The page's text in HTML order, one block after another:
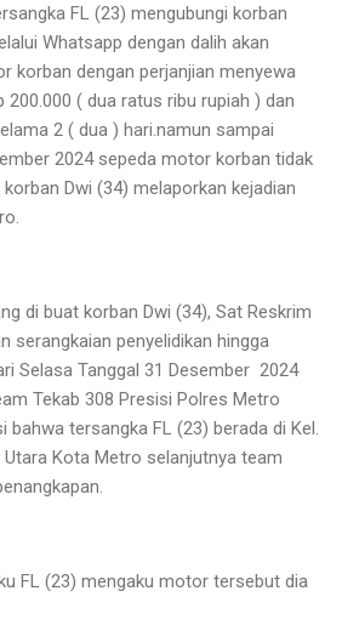
FL (23) mengubungi korban
Whatsapp dengan dalih akan
korban dengan perjanjian menyewa
200.000 ( dua ratus ribu rupiah ) dan
2 ( dua ) hari.namun sampai
2024 sepeda motor korban tidak
Dwi (34) melaporkan kejadian
di buat korban Dwi (34), Sat Reskrim
serangkaian penyelidikan hingga
Selasa Tanggal 31 Desember 2024
Tekab 308 Presisi Polres Metro
tersangka FL (23) berada di Kel.
Kota Metro selanjutnya team
FL (23) mengaku motor tersebut dia